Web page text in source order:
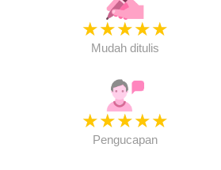
★★★★★
Mudah ditulis
★★★★★
Pengucapan